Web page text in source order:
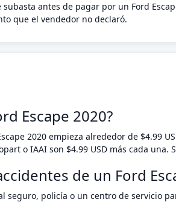
antes de pagar por un Ford
que el vendedor no declaró.
Escape 2020?
2020 empieza alrededor de $4.99
o IAAI son $4.99 USD más cada
de un Ford
policía o un centro de servicio